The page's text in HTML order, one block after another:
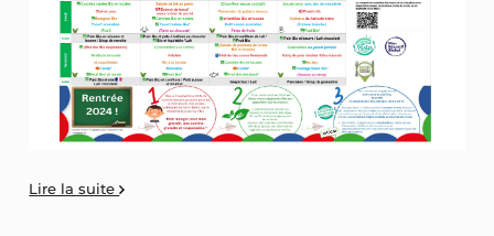
Lire la suite